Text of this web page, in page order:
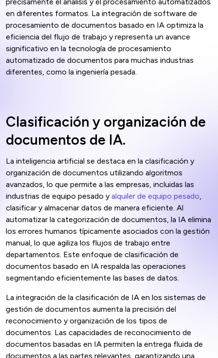
en diferentes formatos. La integración de software de
procesamiento de documentos basado en IA optimiza la
eficiencia del flujo de trabajo y representa un avance
significativo en la tecnología de procesamiento
automatizado de documentos para muchas industrias
diferentes, como la ingeniería pesada.
Clasificación y organización de
documentos de IA.
La inteligencia artificial se destaca en la clasificación y
organización de documentos utilizando algoritmos
avanzados, lo que permite a las empresas, incluidas las
industrias de equipo pesado y alquiler de equipo pesado
clasificar y almacenar datos de manera eficiente. Al
automatizar la categorización de documentos, la IA elimina
los errores humanos típicamente asociados con la gestión
manual, lo que agiliza los flujos de trabajo entre
departamentos. Este enfoque de clasificación de
documentos basado en IA respalda las operaciones
segmentando eficientemente las bases de datos.
La integración de la clasificación de IA en los sistemas de
gestión de documentos aumenta la precisión del
reconocimiento y organización de los tipos de
documentos. Las capacidades de reconocimiento de
documentos basadas en IA permiten la entrega fluida de
documentos a las partes relevantes, garantizando una